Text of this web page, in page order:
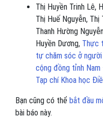
Thị Huyền Trinh Lê,
Thị Huế Nguyễn, Thị
Thanh Hường
Huyền Dương, Thực
tự chăm sóc ở
cộng đồng tỉnh
Tạp chí Khoa học
Bạn cũng có thể bắt đầu
bài báo này.